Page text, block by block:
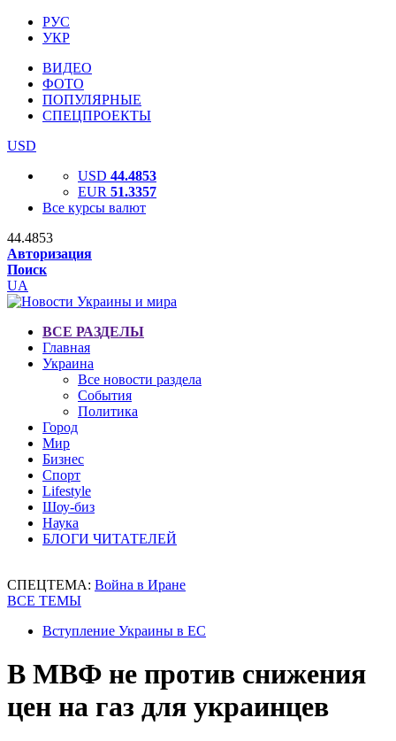
РУС
УКР
ВИДЕО
ФОТО
ПОПУЛЯРНЫЕ
СПЕЦПРОЕКТЫ
USD
USD 44.4853
EUR 51.3357
Все курсы валют
44.4853
Авторизация
Поиск
UA
ВСЕ РАЗДЕЛЫ
Главная
Украина
Все новости раздела
События
Политика
Город
Мир
Бизнес
Спорт
Lifestyle
Шоу-биз
Наука
БЛОГИ ЧИТАТЕЛЕЙ
СПЕЦТЕМА: Война в Иране
ВСЕ ТЕМЫ
Вступление Украины в ЕС
В МВФ не против снижения
цен на газ для украинцев